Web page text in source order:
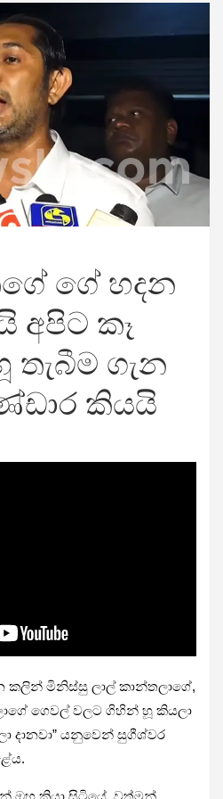
ගේ හදන
අපිට කෑ
තැබීම ගැන
කියයි
මිනිස්සු ලාල් කාන්තලාගේ,
ගෙවල් වලට ගිහින් හූ කියලා
දානවා” යනුවෙන් සුගීශ්වර
ඔහු කියා සිටියේ, වත්මන්